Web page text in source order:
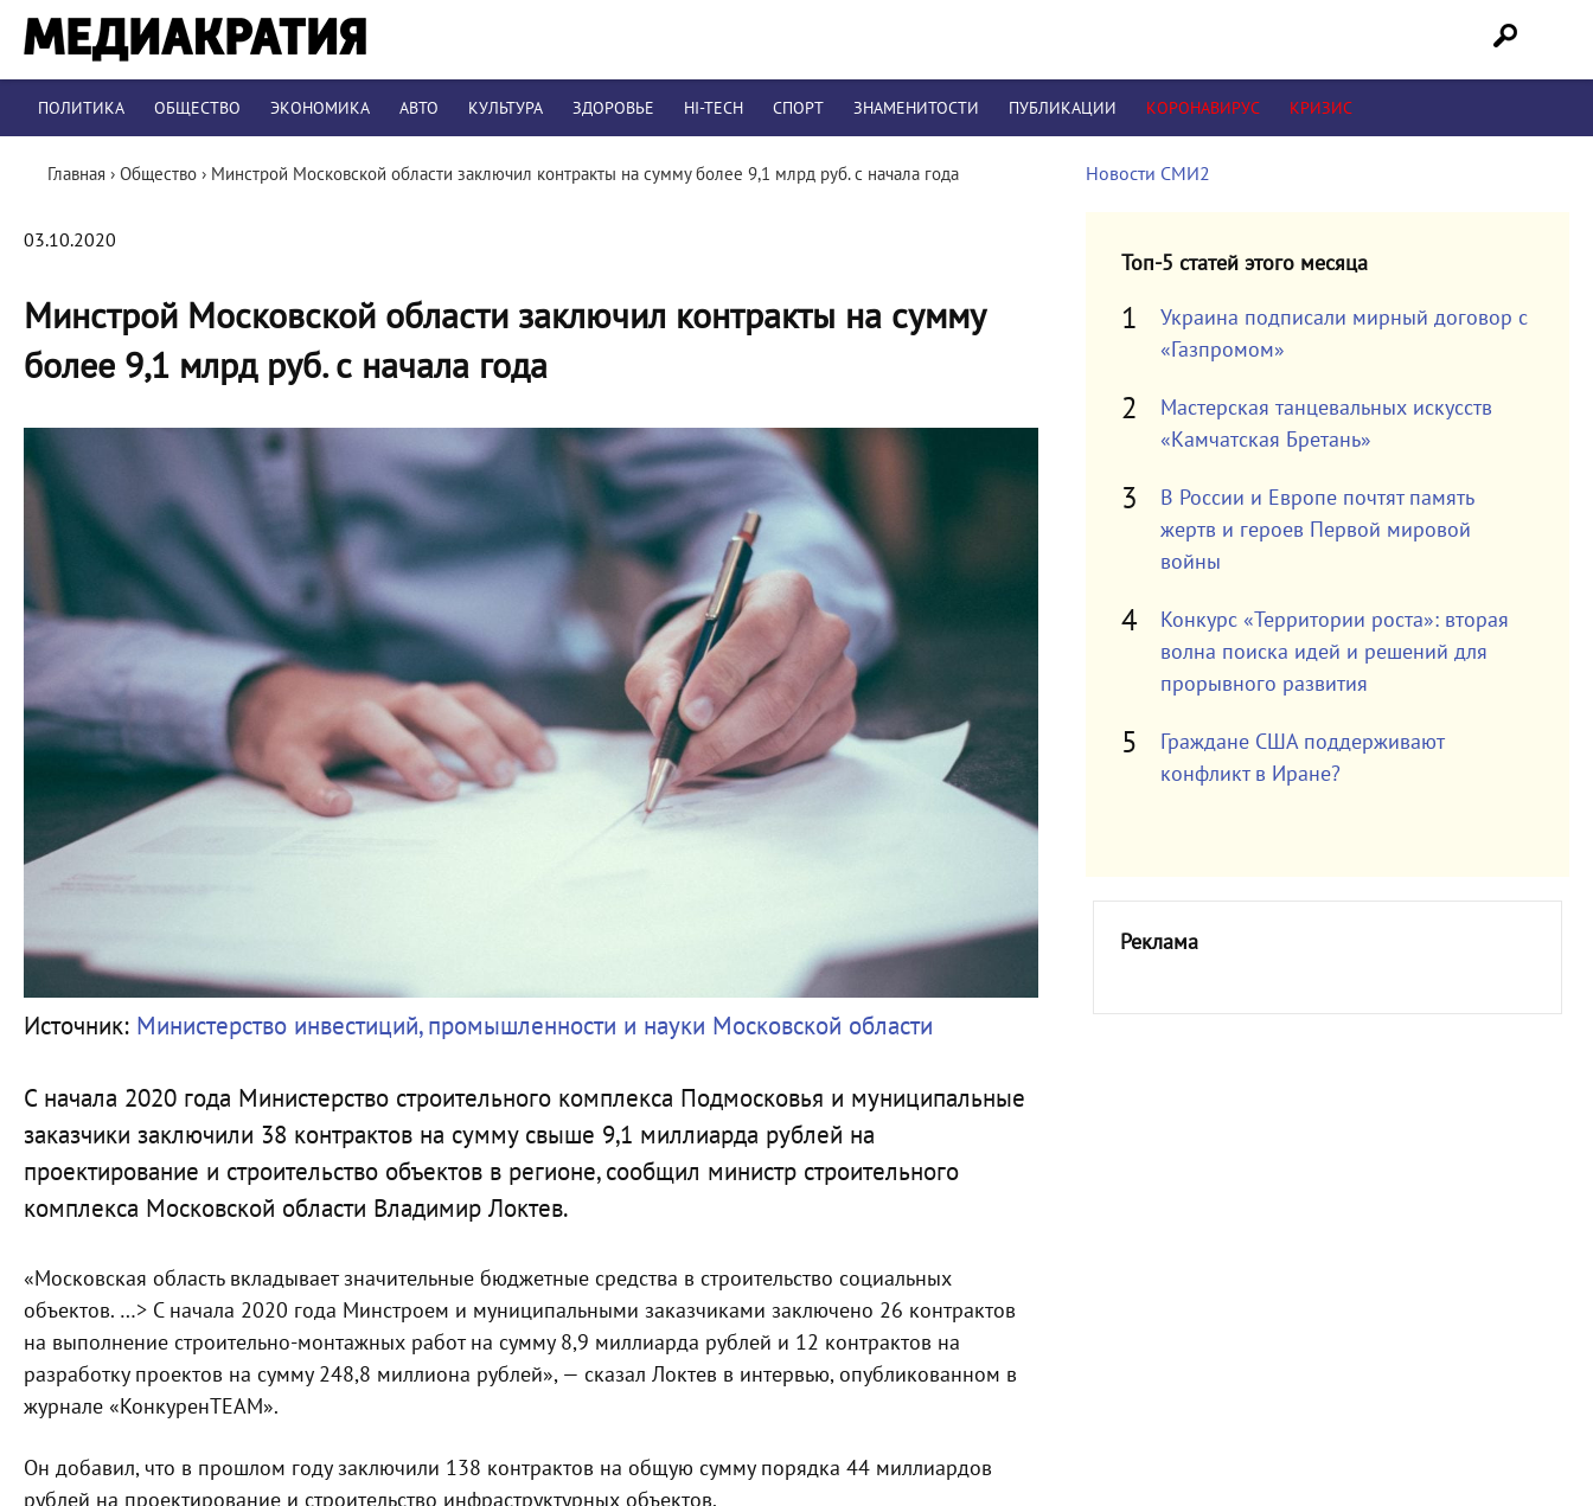
ПОЛИТИКА ОБЩЕСТВО ЭКОНОМИКА АВТО КУЛЬТУРА ЗДОРОВЬЕ HI-TECH СПОРТ ЗНАМЕНИТОСТИ ПУБЛИКАЦИИ КОРОНАВИРУС КРИЗИС
Главная › Общество › Минстрой Московской области заключил контракты на сумму более 9,1 млрд руб. с начала года
03.10.2020
Минстрой Московской области заключил контракты на сумму
более 9,1 млрд руб. с начала года
Источник: Министерство инвестиций, промышленности и науки Московской области
С начала 2020 года Министерство строительного комплекса Подмосковья и муниципальные
заказчики заключили 38 контрактов на сумму свыше 9,1 миллиарда рублей на
проектирование и строительство объектов в регионе, сообщил министр строительного
комплекса Московской области Владимир Локтев.
«Московская область вкладывает значительные бюджетные средства в строительство социальных
объектов. …> С начала 2020 года Минстроем и муниципальными заказчиками заключено 26 контрактов
на выполнение строительно-монтажных работ на сумму 8,9 миллиарда рублей и 12 контрактов на
разработку проектов на сумму 248,8 миллиона рублей», — сказал Локтев в интервью, опубликованном в
журнале «КонкуренTEAM».
Он добавил, что в прошлом году заключили 138 контрактов на общую сумму порядка 44 миллиардов
Новости СМИ2
Топ-5 статей этого месяца
Украина подписали мирный договор с
«Газпромом»
Мастерская танцевальных искусств
«Камчатская Бретань»
В России и Европе почтят память
жертв и героев Первой мировой
войны
Конкурс «Территории роста»: вторая
волна поиска идей и решений для
прорывного развития
Граждане США поддерживают
конфликт в Иране?
Реклама